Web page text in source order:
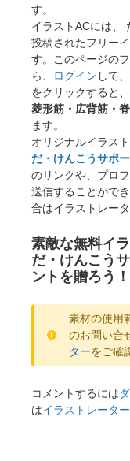
す。
イラストACには、
投稿されたフリー
す。このページの
ら、
ログイン して
をクリックすると、
菱形筋・広背筋・
ます。
オリジナルイラス
だ・けんこうサポ
のリンクや、プロ
送信することがで
合はイラストレー
素敵な無料イ
だ・けんこう
ントを贈ろう！
素材の使用
のお問い合
ターをご確
コメントするには
はイラストレータ